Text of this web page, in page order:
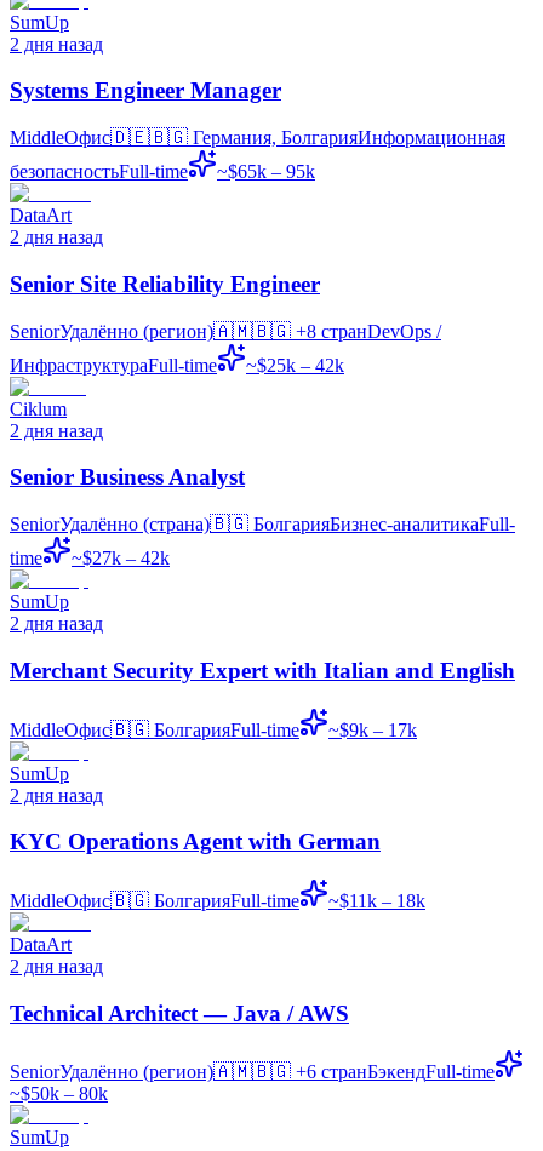
SumUp
2 дня назад
Systems Engineer Manager
MiddleОфис🇩🇪🇧🇬 Германия, БолгарияИнформационная
безопасностьFull-time ~$65k – 95k
DataArt
2 дня назад
Senior Site Reliability Engineer
SeniorУдалённо (регион)🇦🇲🇧🇬 +8 странDevOps /
ИнфраструктураFull-time ~$25k – 42k
Ciklum
2 дня назад
Senior Business Analyst
SeniorУдалённо (страна)🇧🇬 БолгарияБизнес-аналитикаFull-
time
~$27k – 42k
SumUp
2 дня назад
Merchant Security Expert with Italian and English
MiddleОфис🇧🇬 БолгарияFull-time ~$9k – 17k
SumUp
2 дня назад
KYC Operations Agent with German
MiddleОфис🇧🇬 БолгарияFull-time ~$11k – 18k
DataArt
2 дня назад
Technical Architect — Java / AWS
SeniorУдалённо (регион)🇦🇲🇧🇬 +6 странБэкендFull-time
~$50k – 80k
SumUp